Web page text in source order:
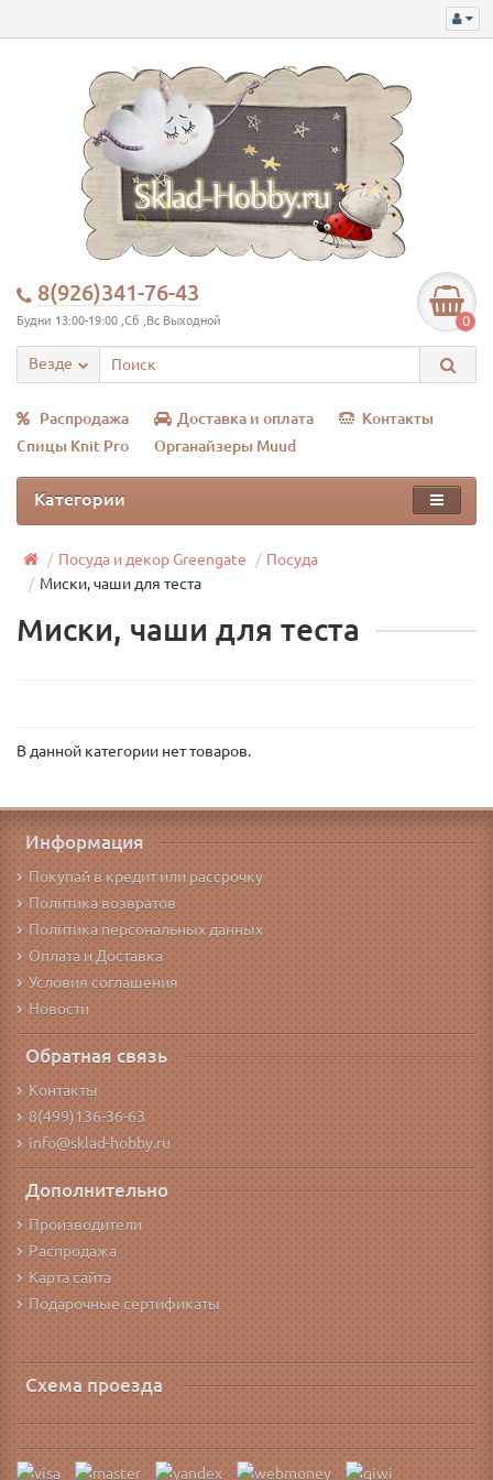
8(926)341-76-43
Будни 13:00-19:00 ,Сб ,Вс Выходной 0
Везде
Распродажа Доставка и оплата
Контакты
Спицы Knit Pro
Органайзеры Muud
Категории
Посуда и декор Greengate
Посуда
Миски, чаши для теста
Миски, чаши для теста
В данной категории нет товаров.
Информация
Покупай в кредит или рассрочку
Политика возвратов
Политика персональных данных
Оплата и Доставка
Условия соглашения
Новости
Обратная связь
Контакты
8(499)136-36-63
info@sklad-hobby.ru
Дополнительно
Производители
Распродажа
Карта сайта
Подарочные сертификаты
Схема проезда